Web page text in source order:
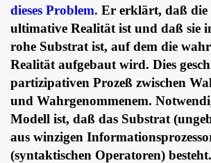
dieses Problem. Er erklärt, daß die
ultimative Realität ist und daß sie
rohe Substrat ist, auf dem die
Realität aufgebaut wird. Dies
partizipativen Prozeß zwischen
und Wahrgenommenem.
Modell ist, daß das Substrat
aus winzigen
(syntaktischen Operatoren) besteht.